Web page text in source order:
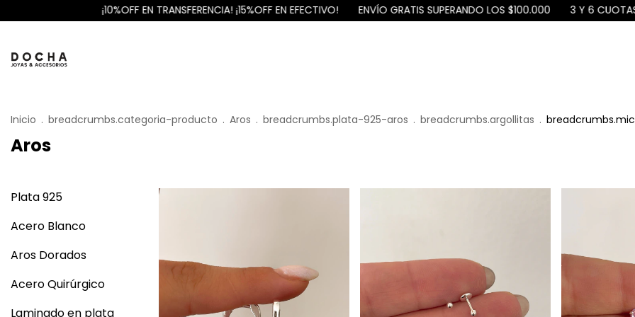
¡10%OFF EN TRANSFERENCIA! ¡15%OFF EN EFECTIVO! ENVÍO GRATIS SUPERANDO LOS $100.000 3 Y 6 CUOTAS SIN INTERÉS
Inicio . breadcrumbs.categoria-producto . Aros . breadcrumbs.plata-925-aros . breadcrumbs.argollitas .
Aros
Plata 925
Acero Blanco
Aros Dorados
Acero Quirúrgico
Laminado en plata